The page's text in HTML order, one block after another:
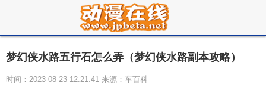
梦幻侠水路五行石怎么弄（梦幻侠水路副本攻略）
时间：2023-08-23 12:21:41 来源：车百科